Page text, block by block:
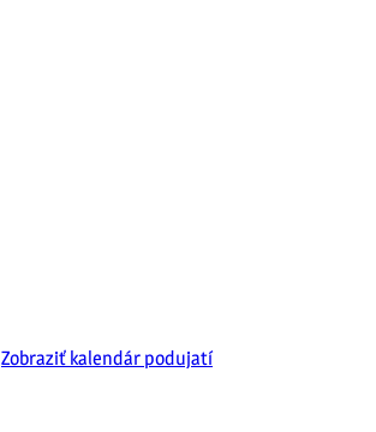
Zobraziť kalendár podujatí